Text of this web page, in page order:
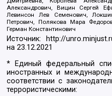
Александрович, Вицин Сергей
Левинсон Лев Семенович,
Петрович, Полякова Мара
Герман Константинович
Источник: http://
на23.12.2021
* Единый федеральный
иностранных и
соответствии с
террористическими: